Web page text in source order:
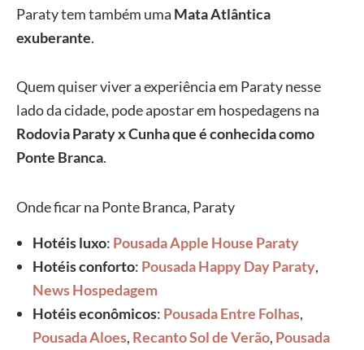
Paraty tem também uma Mata Atlântica
exuberante.
Quem quiser viver a experiência em Paraty nesse
lado da cidade, pode apostar em hospedagens na
Rodovia Paraty x Cunha que é conhecida como
Ponte Branca.
Onde ficar na Ponte Branca, Paraty
Hotéis luxo: Pousada Apple House Paraty
Hotéis conforto: Pousada Happy Day Paraty,
News Hospedagem
Hotéis econômicos: Pousada Entre Folhas,
Pousada Aloes, Recanto Sol de Verão, Pousada